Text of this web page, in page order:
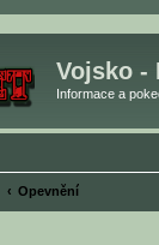
Vojsko -
Informace a
Opevnění